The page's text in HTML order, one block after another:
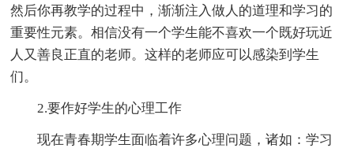
然后你再教学的过程中，渐渐注入做人的道理和学习的
重要性元素。相信没有一个学生能不喜欢一个既好玩近
人又善良正直的老师。这样的老师应可以感染到学生
们。
2.要作好学生的心理工作
现在青春期学生面临着许多心理问题，诸如：学习